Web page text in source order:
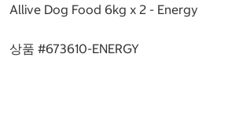
Allive Dog Food 6kg x 2 - Energy
상품 #673610-ENERGY